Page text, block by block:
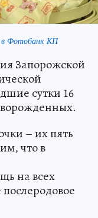
Фотобанк КП
Запорожской
сутки 16
– их пять
что в
на всех